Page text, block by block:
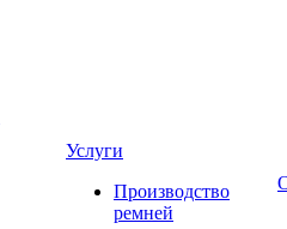
Услуги
Производство
ремней